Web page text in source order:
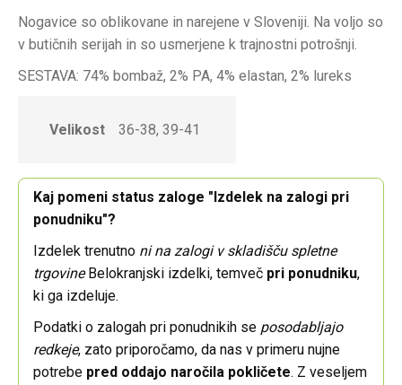
Nogavice so oblikovane in narejene v Sloveniji. Na voljo so
v butičnih serijah in so usmerjene k trajnostni potrošnji.
SESTAVA: 74% bombaž, 2% PA, 4% elastan, 2% lureks
Velikost 36-38, 39-41
Kaj pomeni status zaloge "Izdelek na zalogi pri
ponudniku"?
Izdelek trenutno ni na zalogi v skladišču spletne
trgovineBelokranjski izdelki, temveč pri ponudniku,
ki ga izdeluje.
Podatki o zalogah pri ponudnikih se posodabljajo
redkeje, zato priporočamo, da nas v primeru nujne
potrebe pred oddajo naročila pokličete. Z veseljem